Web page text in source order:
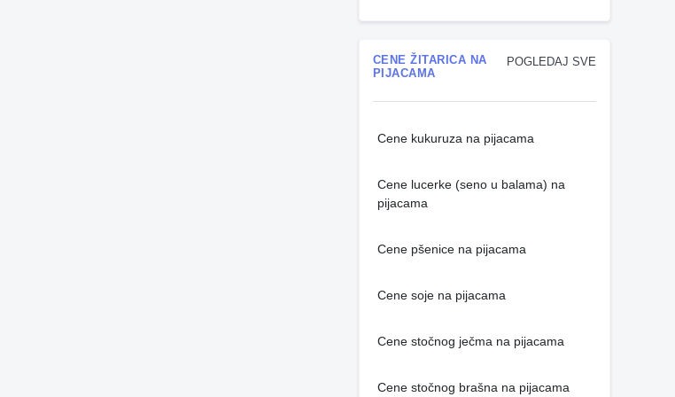
POGLEDAJ SVE
CENE ŽITARICA NA
PIJACAMA
Cene kukuruza na pijacama
Cene lucerke (seno u balama) na
pijacama
Cene pšenice na pijacama
Cene soje na pijacama
Cene stočnog ječma na pijacama
Cene stočnog brašna na pijacama